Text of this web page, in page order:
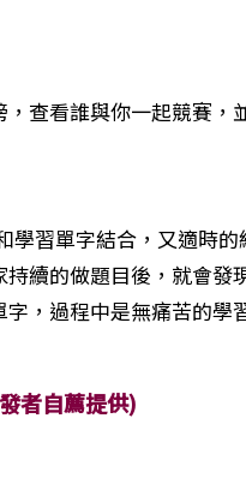
查看誰與你一起競賽，
學習單字結合，又適時
續的做題目後，就會發
，過程中是無痛苦的學
者自薦提供)